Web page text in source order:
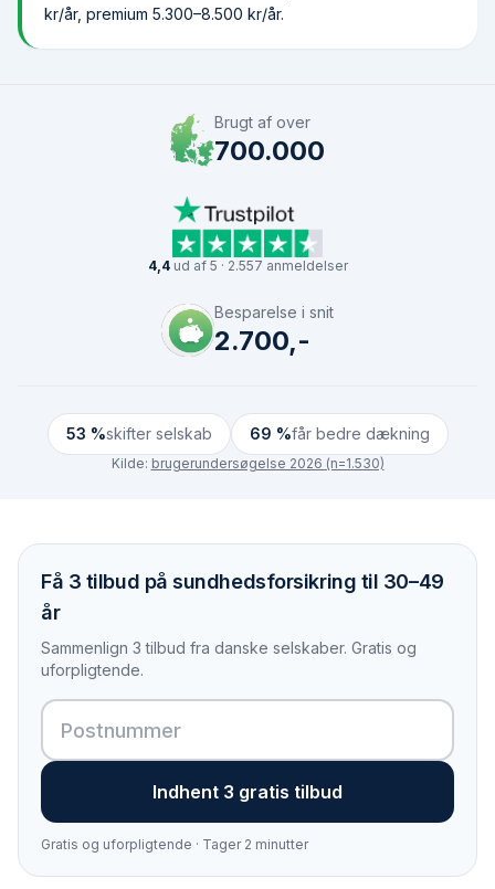
kr/år, premium 5.300–8.500 kr/år.
Brugt af over
700.000
4,4ud af 5 · 2.557 anmeldelser
Besparelse i snit
2.700,-
53 %skifter selskab 69 %får bedre dækning
Kilde: brugerundersøgelse 2026 (n=1.530)
Få 3 tilbud på sundhedsforsikring til 30–49
år
Sammenlign 3 tilbud fra danske selskaber. Gratis og
uforpligtende.
Indhent 3 gratis tilbud
Gratis og uforpligtende · Tager 2 minutter